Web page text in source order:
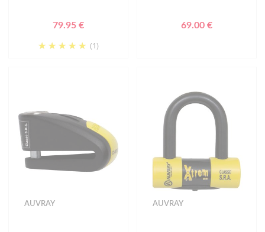
79.95 €
(1)
69.00 €
AUVRAY AUVRAY